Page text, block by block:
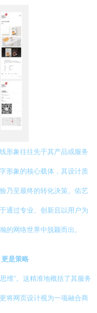
形象往往先于其产品或服务
形象的核心载体，其设计质
乃至最终的转化决策。佑艺
通过专业、创新且以用户为
的网络世界中脱颖而出。
是策略
维”。这精准地概括了其服务
将网页设计视为一项融合商